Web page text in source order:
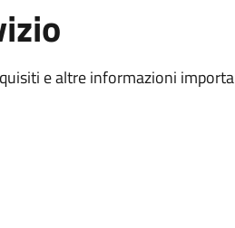
e altre informazioni